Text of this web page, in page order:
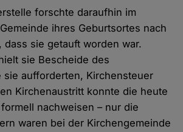
forschte daraufhin im
ihres Geburtsortes nach
dass sie getauft worden war.
sie Bescheide des
sie aufforderten, Kirchensteuer
Kirchenaustritt konnte die heute
nachweisen – nur die
waren bei der Kirchengemeinde